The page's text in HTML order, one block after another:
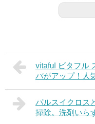
vitaful ビタフル
パがアップ！人
パルスイクロス
掃除。洗剤いら